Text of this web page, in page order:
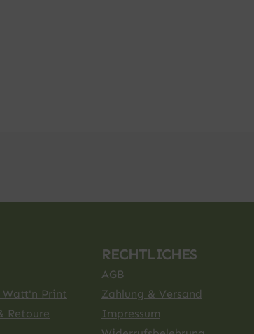
Watt'n Print
Retoure
RECHTLICHES
AGB
Zahlung & Versand
Impressum